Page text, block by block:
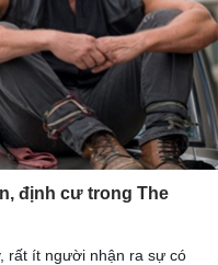
định cư trong The
rất ít người nhận ra sự có